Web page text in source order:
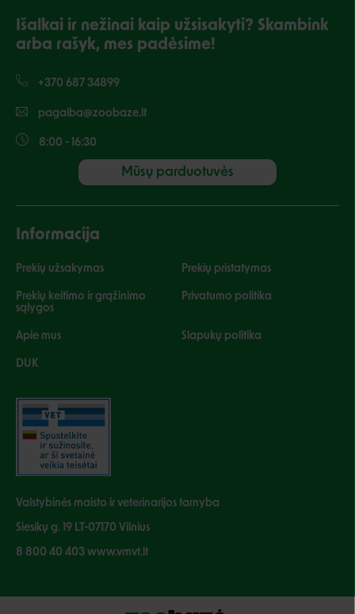
Išalkai ir nežinai kaip užsisakyti? Skambink
arba rašyk, mes padėsime!
+370 687 34899
pagalba@zoobaze.lt
8:00 - 16:30
Mūsų parduotuvės
Informacija
Prekių užsakymas Prekių pristatymas
Prekių keitimo ir grąžinimo
sąlygos
Privatumo politika
Apie mus Slapukų politika
DUK
Valstybinės maisto ir veterinarijos tarnyba
Siesikų g. 19 LT-07170 Vilnius
8 800 40 403 www.vmvt.lt